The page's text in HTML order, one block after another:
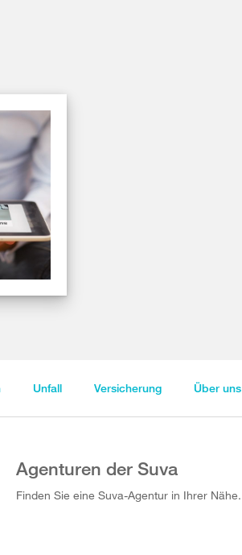
Unfall Versicherung Über uns
Agenturen der Suva
Finden Sie eine Suva-Agentur in Ihrer Nähe.